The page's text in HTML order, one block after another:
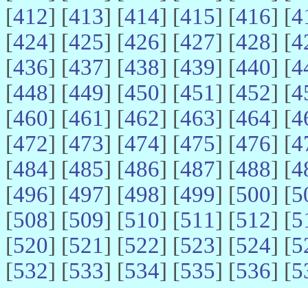
[412] [413] [414] [415] [416] [
[424] [425] [426] [427] [428] [
[436] [437] [438] [439] [440] [
[448] [449] [450] [451] [452] [
[460] [461] [462] [463] [464] [
[472] [473] [474] [475] [476] [
[484] [485] [486] [487] [488] [
[496] [497] [498] [499] [500] [
[508] [509] [510] [511] [512] [
[520] [521] [522] [523] [524] [
[532] [533] [534] [535] [536] [